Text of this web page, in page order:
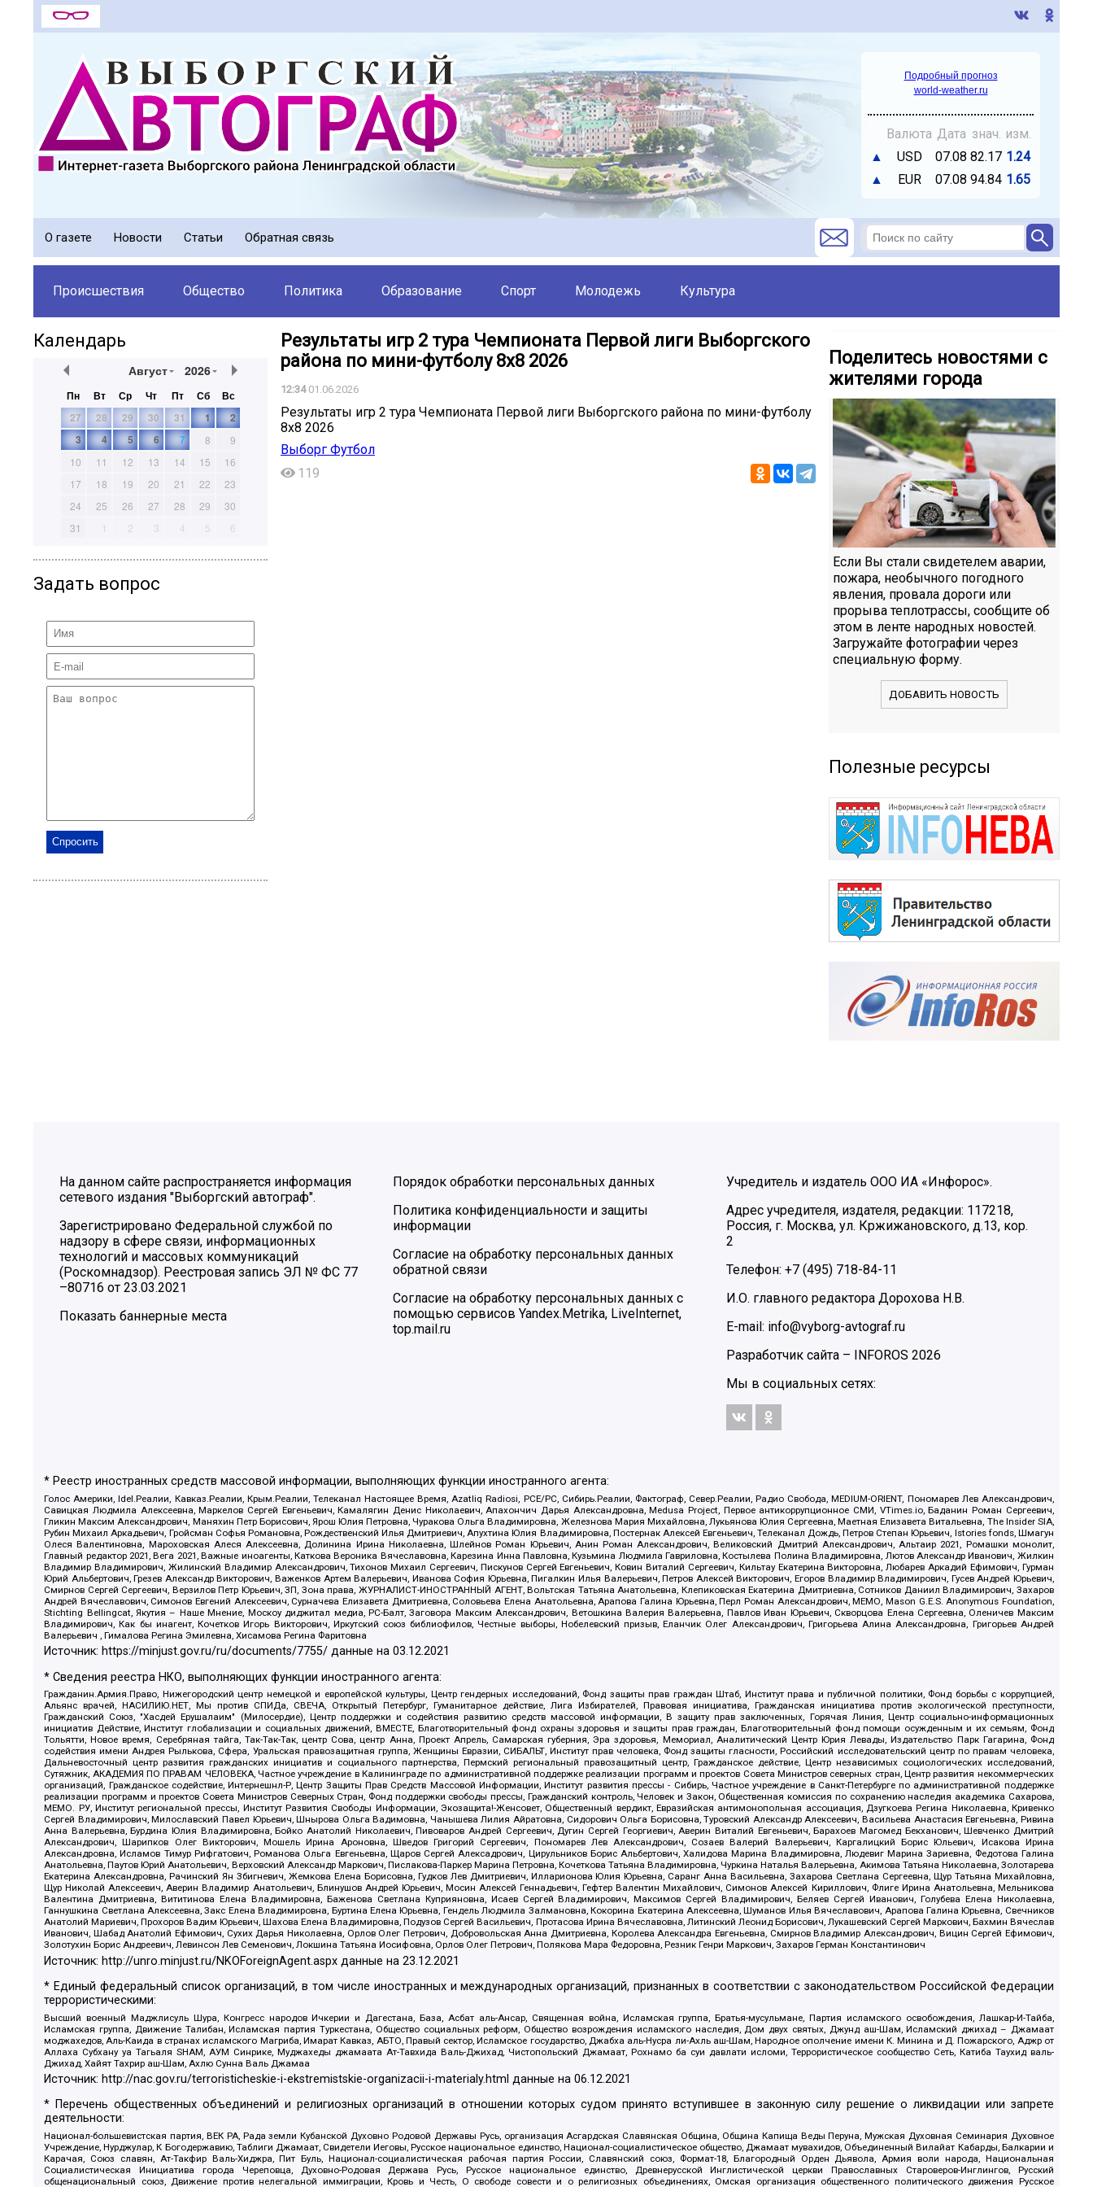
Подробный прогноз
world-weather.ru
Валюта Дата знач. изм.
▲
USD 07.08 82.17 1.24
▲
EUR 07.08 94.84 1.65
О газете Новости Статьи Обратная связь
Происшествия Общество Политика Образование Спорт Молодежь Культура
Календарь
Август 2026
Пн Вт Ср Чт Пт Сб
Вс
27
28 29 30 31 1
2
3
4 5 6 7 8
9
10
11 12 13 14 15
16
17
18 19 20 21 22
23
24
25 26 27 28 29
30
31
1 2 3 4 5 6
Задать вопрос
Результаты игр 2 тура Чемпионата Первой лиги Выборгского
района по мини-футболу 8х8 2026
12:3401.06.2026
Результаты игр 2 тура Чемпионата Первой лиги Выборгского района по мини-футболу
8х8 2026
Выборг Футбол
119
Поделитесь новостями с
жителями города
Если Вы стали свидетелем аварии,
пожара, необычного погодного
явления, провала дороги или
прорыва теплотрассы, сообщите об
этом в ленте народных новостей.
Загружайте фотографии через
специальную форму.
ДОБАВИТЬ НОВОСТЬ
Полезные ресурсы
На данном сайте распространяется информация
сетевого издания "Выборгский автограф".
Зарегистрировано Федеральной службой по
надзору в сфере связи, информационных
технологий и массовых коммуникаций
(Роскомнадзор). Реестровая запись ЭЛ № ФС 77
–80716 от 23.03.2021
Показать баннерные места
Порядок обработки персональных данных
Политика конфиденциальности и защиты
информации
Согласие на обработку персональных данных
обратной связи
Согласие на обработку персональных данных с
помощью сервисов Yandex.Metrika, LiveInternet,
top.mail.ru
Учредитель и издатель ООО ИА «Инфорос».
Адрес учредителя, издателя, редакции: 117218,
Россия, г. Москва, ул. Кржижановского, д.13, кор.
2
Телефон: +7 (495) 718-84-11
И.О. главного редактора Дорохова Н.В.
E-mail: info@vyborg-avtograf.ru
Разработчик сайта –
INFOROS 2026
Мы в социальных сетях:
* Реестр иностранных средств массовой информации, выполняющих функции иностранного агента:
Голос Америки, Idel.Реалии, Кавказ.Реалии, Крым.Реалии, Телеканал Настоящее Время, Azatliq Radiosi, PCE/PC, Сибирь.Реалии, Фактограф, Север.Реалии, Радио Свобода, MEDIUM-ORIENT, Пономарев Лев Александрович,
Савицкая Людмила Алексеевна, Маркелов Сергей Евгеньевич, Камалягин Денис Николаевич, Апахончич Дарья Александровна, Medusa Project, Первое антикоррупционное СМИ, VTimes.io, Баданин Роман Сергеевич,
Гликин Максим Александрович, Маняхин Петр Борисович, Ярош Юлия Петровна, Чуракова Ольга Владимировна, Железнова Мария Михайловна, Лукьянова Юлия Сергеевна, Маетная Елизавета Витальевна, The Insider SIA,
Рубин Михаил Аркадьевич, Гройсман Софья Романовна, Рождественский Илья Дмитриевич, Апухтина Юлия Владимировна, Постернак Алексей Евгеньевич, Телеканал Дождь, Петров Степан Юрьевич, Istories fonds, Шмагун
Олеся Валентиновна, Мароховская Алеся Алексеевна, Долинина Ирина Николаевна, Шлейнов Роман Юрьевич, Анин Роман Александрович, Великовский Дмитрий Александрович, Альтаир 2021, Ромашки монолит,
Главный редактор 2021, Вега 2021, Важные иноагенты, Каткова Вероника Вячеславовна, Карезина Инна Павловна, Кузьмина Людмила Гавриловна, Костылева Полина Владимировна, Лютов Александр Иванович, Жилкин
Владимир Владимирович, Жилинский Владимир Александрович, Тихонов Михаил Сергеевич, Пискунов Сергей Евгеньевич, Ковин Виталий Сергеевич, Кильтау Екатерина Викторовна, Любарев Аркадий Ефимович, Гурман
Юрий Альбертович, Грезев Александр Викторович, Важенков Артем Валерьевич, Иванова София Юрьевна, Пигалкин Илья Валерьевич, Петров Алексей Викторович, Егоров Владимир Владимирович, Гусев Андрей Юрьевич,
Смирнов Сергей Сергеевич, Верзилов Петр Юрьевич, ЗП, Зона права, ЖУРНАЛИСТ-ИНОСТРАННЫЙ АГЕНТ, Вольтская Татьяна Анатольевна, Клепиковская Екатерина Дмитриевна, Сотников Даниил Владимирович, Захаров
Андрей Вячеславович, Симонов Евгений Алексеевич, Сурначева Елизавета Дмитриевна, Соловьева Елена Анатольевна, Арапова Галина Юрьевна, Перл Роман Александрович, МЕМО, Mason G.E.S. Anonymous Foundation,
Stichting Bellingcat, Якутия – Наше Мнение, Москоу диджитал медиа, РС-Балт, Заговора Максим Александрович, Ветошкина Валерия Валерьевна, Павлов Иван Юрьевич, Скворцова Елена Сергеевна, Оленичев Максим
Владимирович, Как бы инагент, Кочетков Игорь Викторович, Иркутский союз библиофилов, Честные выборы, Нобелевский призыв, Еланчик Олег Александрович, Григорьева Алина Александровна, Григорьев Андрей
Валерьевич , Гималова Регина Эмилевна, Хисамова Регина Фаритовна
Источник: https://minjust.gov.ru/ru/documents/7755/ данные на03.12.2021
* Сведения реестра НКО, выполняющих функции иностранного агента:
Гражданин.Армия.Право, Нижегородский центр немецкой и европейской культуры, Центр гендерных исследований, Фонд защиты прав граждан Штаб, Институт права и публичной политики, Фонд борьбы с коррупцией,
Альянс врачей, НАСИЛИЮ.НЕТ, Мы против СПИДа, СВЕЧА, Открытый Петербург, Гуманитарное действие, Лига Избирателей, Правовая инициатива, Гражданская инициатива против экологической преступности,
Гражданский Союз, "Хасдей Ерушалаим" (Милосердие), Центр поддержки и содействия развитию средств массовой информации, В защиту прав заключенных, Горячая Линия, Центр социально-информационных
инициатив Действие, Институт глобализации и социальных движений, ВМЕСТЕ, Благотворительный фонд охраны здоровья и защиты прав граждан, Благотворительный фонд помощи осужденным и их семьям, Фонд
Тольятти, Новое время, Серебряная тайга, Так-Так-Так, центр Сова, центр Анна, Проект Апрель, Самарская губерния, Эра здоровья, Мемориал, Аналитический Центр Юрия Левады, Издательство Парк Гагарина, Фонд
содействия имени Андрея Рылькова, Сфера, Уральская правозащитная группа, Женщины Евразии, СИБАЛЬТ, Институт прав человека, Фонд защиты гласности, Российский исследовательский центр по правам человека,
Дальневосточный центр развития гражданских инициатив и социального партнерства, Пермский региональный правозащитный центр, Гражданское действие, Центр независимых социологических исследований,
Сутяжник, АКАДЕМИЯ ПО ПРАВАМ ЧЕЛОВЕКА, Частное учреждение в Калининграде по административной поддержке реализации программ и проектов Совета Министров северных стран, Центр развития некоммерческих
организаций, Гражданское содействие, Интернешнл-Р, Центр Защиты Прав Средств Массовой Информации, Институт развития прессы - Сибирь, Частное учреждение в Санкт-Петербурге по административной поддержке
реализации программ и проектов Совета Министров Северных Стран, Фонд поддержки свободы прессы, Гражданский контроль, Человек и Закон, Общественная комиссия по сохранению наследия академика Сахарова,
МЕМО. РУ, Институт региональной прессы, Институт Развития Свободы Информации, Экозащита!-Женсовет, Общественный вердикт, Евразийская антимонопольная ассоциация, Дзугкоева Регина Николаевна, Кривенко
Сергей Владимирович, Милославский Павел Юрьевич, Шнырова Ольга Вадимовна, Чанышева Лилия Айратовна, Сидорович Ольга Борисовна, Туровский Александр Алексеевич, Васильева Анастасия Евгеньевна, Ривина
Анна Валерьевна, Бурдина Юлия Владимировна, Бойко Анатолий Николаевич, Пивоваров Андрей Сергеевич, Дугин Сергей Георгиевич, Аверин Виталий Евгеньевич, Барахоев Магомед Бекханович, Шевченко Дмитрий
Александрович, Шарипков Олег Викторович, Мошель Ирина Ароновна, Шведов Григорий Сергеевич, Пономарев Лев Александрович, Созаев Валерий Валерьевич, Каргалицкий Борис Юльевич, Исакова Ирина
Александровна, Исламов Тимур Рифгатович, Романова Ольга Евгеньевна, Щаров Сергей Алексадрович, Цирульников Борис Альбертович, Халидова Марина Владимировна, Людевиг Марина Зариевна, Федотова Галина
Анатольевна, Паутов Юрий Анатольевич, Верховский Александр Маркович, Пислакова-Паркер Марина Петровна, Кочеткова Татьяна Владимировна, Чуркина Наталья Валерьевна, Акимова Татьяна Николаевна, Золотарева
Екатерина Александровна, Рачинский Ян Збигневич, Жемкова Елена Борисовна, Гудков Лев Дмитриевич, Илларионова Юлия Юрьевна, Саранг Анна Васильевна, Захарова Светлана Сергеевна, Щур Татьяна Михайловна,
Щур Николай Алексеевич, Аверин Владимир Анатольевич, Блинушов Андрей Юрьевич, Мосин Алексей Геннадьевич, Гефтер Валентин Михайлович, Симонов Алексей Кириллович, Флиге Ирина Анатольевна, Мельникова
Валентина Дмитриевна, Вититинова Елена Владимировна, Баженова Светлана Куприяновна, Исаев Сергей Владимирович, Максимов Сергей Владимирович, Беляев Сергей Иванович, Голубева Елена Николаевна,
Ганнушкина Светлана Алексеевна, Закс Елена Владимировна, Буртина Елена Юрьевна, Гендель Людмила Залмановна, Кокорина Екатерина Алексеевна, Шуманов Илья Вячеславович, Арапова Галина Юрьевна, Свечников
Анатолий Мариевич, Прохоров Вадим Юрьевич, Шахова Елена Владимировна, Подузов Сергей Васильевич, Протасова Ирина Вячеславовна, Литинский Леонид Борисович, Лукашевский Сергей Маркович, Бахмин Вячеслав
Иванович, Шабад Анатолий Ефимович, Сухих Дарья Николаевна, Орлов Олег Петрович, Добровольская Анна Дмитриевна, Королева Александра Евгеньевна, Смирнов Владимир Александрович, Вицин Сергей Ефимович,
Золотухин Борис Андреевич, Левинсон Лев Семенович, Локшина Татьяна Иосифовна, Орлов Олег Петрович, Полякова Мара Федоровна, Резник Генри Маркович, Захаров Герман Константинович
Источник: http://unro.minjust.ru/NKOForeignAgent.aspx данные на23.12.2021
* Единый федеральный список организаций, в том числе иностранных и международных организаций, признанных в соответствии с законодательством Российской Федерации
террористическими:
Высший военный Маджлисуль Шура, Конгресс народов Ичкерии и Дагестана, База, Асбат аль-Ансар, Священная война, Исламская группа, Братья-мусульмане, Партия исламского освобождения, Лашкар-И-Тайба,
Исламская группа, Движение Талибан, Исламская партия Туркестана, Общество социальных реформ, Общество возрождения исламского наследия, Дом двух святых, Джунд аш-Шам, Исламский джихад – Джамаат
моджахедов, Аль-Каида в странах исламского Магриба, Имарат Кавказ, АБТО, Правый сектор, Исламское государство, Джабха аль-Нусра ли-Ахль аш-Шам, Народное ополчение имени К. Минина и Д. Пожарского, Аджр от
Аллаха Субхану уа Тагьаля SHAM, АУМ Синрике, Муджахеды джамаата Ат-Тавхида Валь-Джихад, Чистопольский Джамаат, Рохнамо ба суи давлати исломи, Террористическое сообщество Сеть, Катиба Таухид валь-
Джихад, Хайят Тахрир аш-Шам, Ахлю Сунна Валь Джамаа
Источник: http://nac.gov.ru/terroristicheskie-i-ekstremistskie-organizacii-i-materialy.html данные на06.12.2021
* Перечень общественных объединений и религиозных организаций в отношении которых судом принято вступившее в законную силу решение о ликвидации или запрете
деятельности:
Национал-большевистская партия, ВЕК РА, Рада земли Кубанской Духовно Родовой Державы Русь, организация Асгардская Славянская Община, Община Капища Веды Перуна, Мужская Духовная Семинария Духовное
Учреждение, Нурджулар, К Богодержавию, Таблиги Джамаат, Свидетели Иеговы, Русское национальное единство, Национал-социалистическое общество, Джамаат мувахидов, Объединенный Вилайат Кабарды, Балкарии и
Карачая, Союз славян, Ат-Такфир Валь-Хиджра, Пит Буль, Национал-социалистическая рабочая партия России, Славянский союз, Формат-18, Благородный Орден Дьявола, Армия воли народа, Национальная
Социалистическая Инициатива города Череповца, Духовно-Родовая Держава Русь, Русское национальное единство, Древнерусской Инглистической церкви Православных Староверов-Инглингов, Русский
общенациональный союз, Движение против нелегальной иммиграции, Кровь и Честь, О свободе совести и о религиозных объединениях, Омская организация общественного политического движения Русское